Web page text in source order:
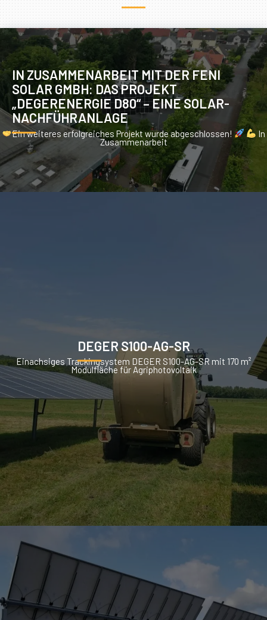
IN ZUSAMMENARBEIT MIT DER FENI
SOLAR GMBH: DAS PROJEKT
„DEGERENERGIE D80“ – EINE SOLAR-
NACHFÜHRANLAGE
Ein weiteres erfolgreiches Projekt wurde abgeschlossen!
In
Zusammenarbeit
DEGER S100-AG-SR
Einachsiges Trackingsystem DEGER S100-AG-SR mit 170 m²
Modulfläche für Agriphotovoltaik